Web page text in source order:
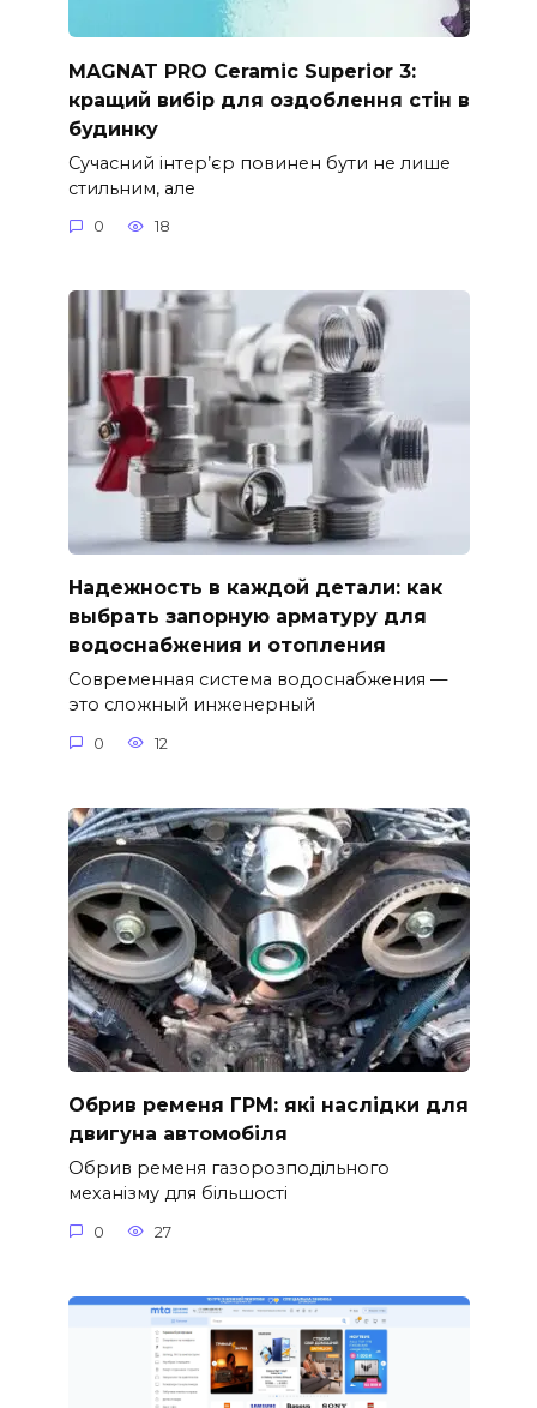
MAGNAT PRO Ceramic Superior 3:
кращий вибір для оздоблення стін в
будинку
Сучасний інтер’єр повинен бути не лише
стильним, але
0 18
Надежность в каждой детали: как
выбрать запорную арматуру для
водоснабжения и отопления
Современная система водоснабжения —
это сложный инженерный
0 12
Обрив ременя ГРМ: які наслідки для
двигуна автомобіля
Обрив ременя газорозподільного
механізму для більшості
0 27